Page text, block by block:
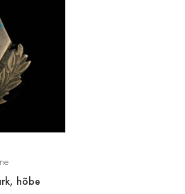
hõbe